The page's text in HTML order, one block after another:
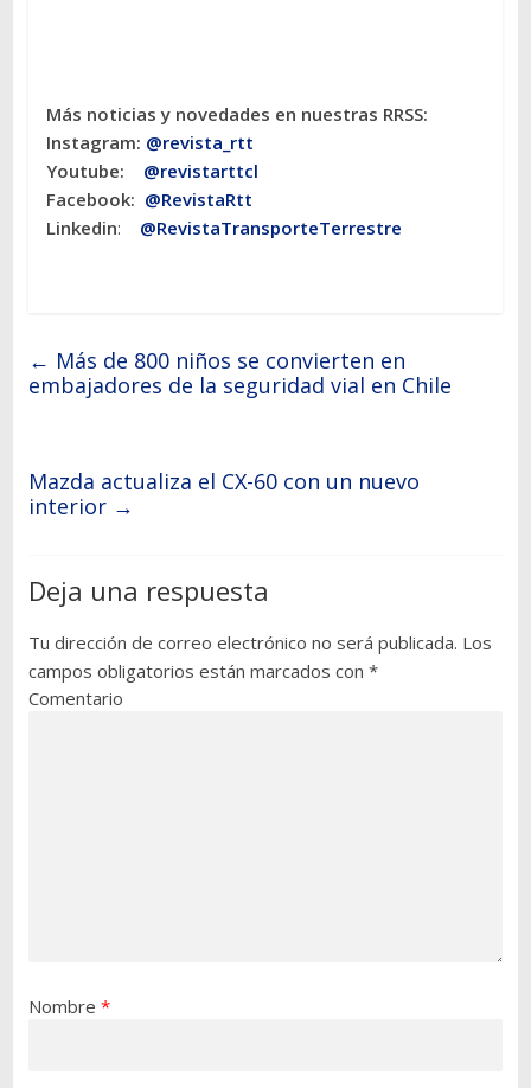
Más noticias y novedades en nuestras RRSS:
Instagram: @revista_rtt
Youtube: @revistarttcl
Facebook: @RevistaRtt
Linkedin: @RevistaTransporteTerrestre
← Más de 800 niños se convierten en
embajadores de la seguridad vial en Chile
Mazda actualiza el CX-60 con un nuevo
interior →
Deja una respuesta
Tu dirección de correo electrónico no será publicada. Los
campos obligatorios están marcados con *
Comentario
Nombre *